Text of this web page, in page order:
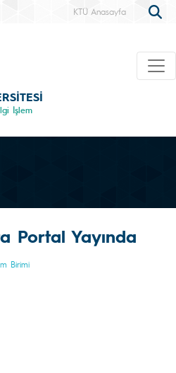
KTÜ Anasayfa
İşlem
Portal Yayında
Birimi